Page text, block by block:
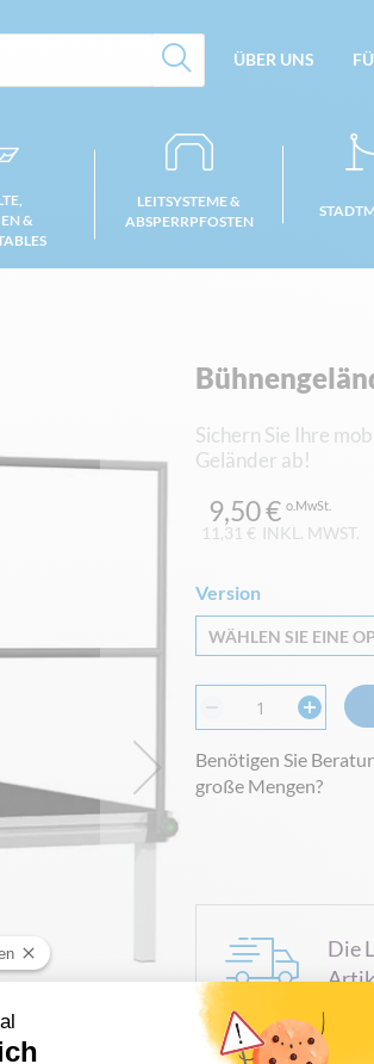
ÜBER UNS
&
LEITSYSTEME &
ABSPERRPFOSTEN
Sichern Sie Ihre
Geländer ab!
11,31 € INKL. MWST.
9,50 €
Version
WÄHLEN SIE EINE
Benötigen Sie
große Mengen?
Die